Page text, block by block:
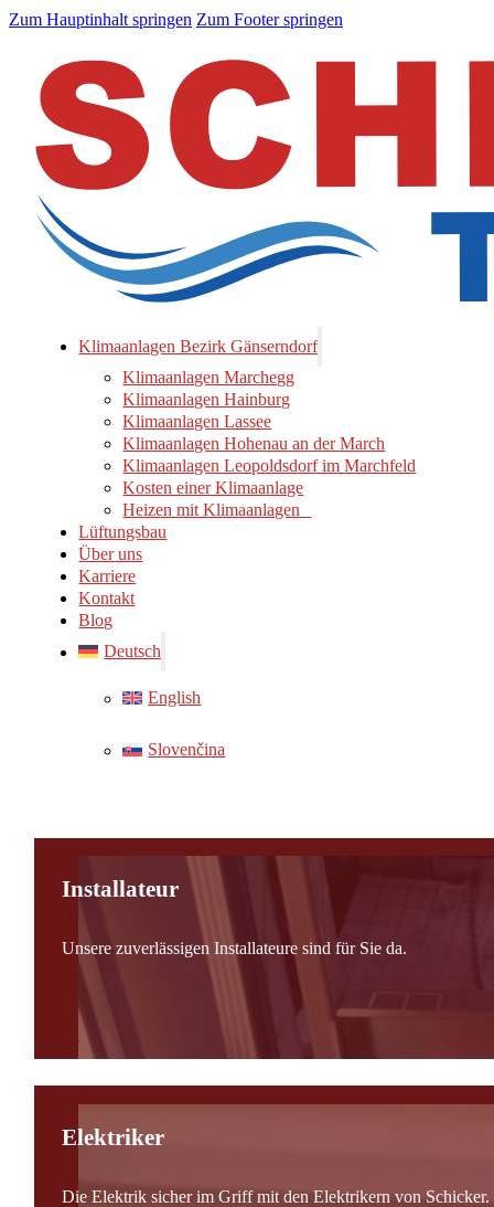
Zum Hauptinhalt springen Zum Footer springen
Klimaanlagen Bezirk Gänserndorf
Klimaanlagen Marchegg
Klimaanlagen Hainburg
Klimaanlagen Lassee
Klimaanlagen Hohenau an der March
Klimaanlagen Leopoldsdorf im Marchfeld
Kosten einer Klimaanlage
Heizen mit Klimaanlagen
Lüftungsbau
Über uns
Karriere
Kontakt
Blog
Deutsch
English
Slovenčina
Installateur
Unsere zuverlässigen Installateure sind für Sie da.
Elektriker
Die Elektrik sicher im Griff mit den Elektrikern von Schicker.